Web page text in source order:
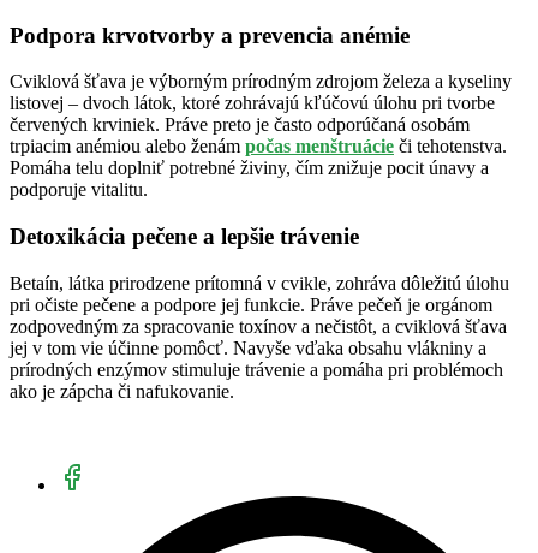
Podpora krvotvorby a prevencia anémie
Cviklová šťava je výborným prírodným zdrojom železa a kyseliny
listovej – dvoch látok, ktoré zohrávajú kľúčovú úlohu pri tvorbe
červených krviniek. Práve preto je často odporúčaná osobám
trpiacim anémiou alebo ženám počas menštruácie či tehotenstva.
Pomáha telu doplniť potrebné živiny, čím znižuje pocit únavy a
podporuje vitalitu.
Detoxikácia pečene a lepšie trávenie
Betaín, látka prirodzene prítomná v cvikle, zohráva dôležitú úlohu
pri očiste pečene a podpore jej funkcie. Práve pečeň je orgánom
zodpovedným za spracovanie toxínov a nečistôt, a cviklová šťava
jej v tom vie účinne pomôcť. Navyše vďaka obsahu vlákniny a
prírodných enzýmov stimuluje trávenie a pomáha pri problémoch
ako je zápcha či nafukovanie.